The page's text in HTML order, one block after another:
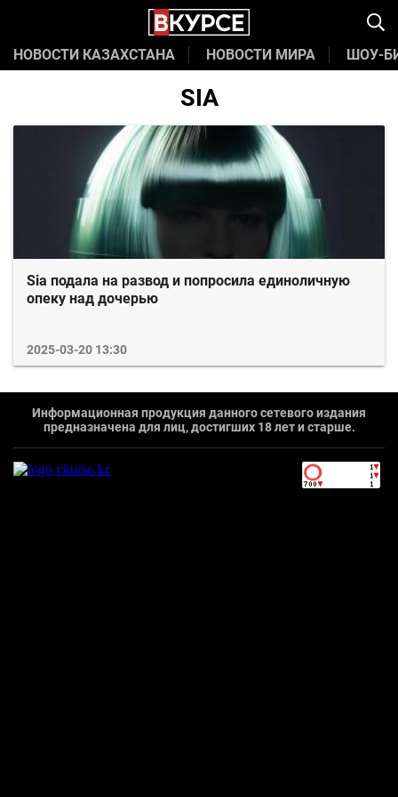
НОВОСТИ КАЗАХСТАНА НОВОСТИ МИРА ШОУ-
SIA
Sia подала на развод и попросила единоличную
опеку над дочерью
2025-03-20 13:30
Информационная продукция данного сетевого издания
предназначена для лиц, достигших 18 лет и старше.